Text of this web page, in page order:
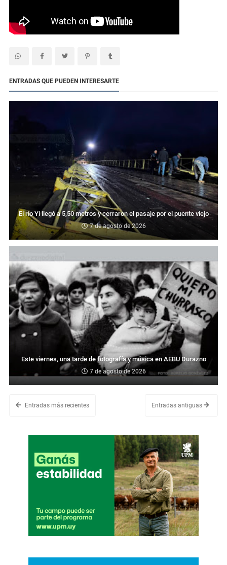
ENTRADAS QUE PUEDEN INTERESARTE
El río Yí llegó a 5,50 metros y cerraron el pasaje por el puente viejo
7 de agosto de 2026
Este viernes, una tarde de fotografía y música en AEBU Durazno
7 de agosto de 2026
Entradas más recientes Entradas antiguas